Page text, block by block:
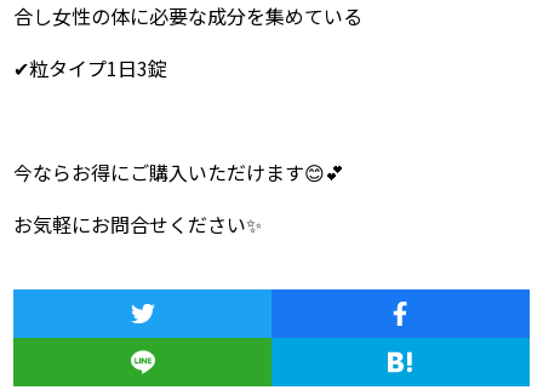
合し女性の体に必要な成分を集めている
✔粒タイプ1日3錠
今ならお得にご購入いただけます😊💕
お気軽にお問合せください✨